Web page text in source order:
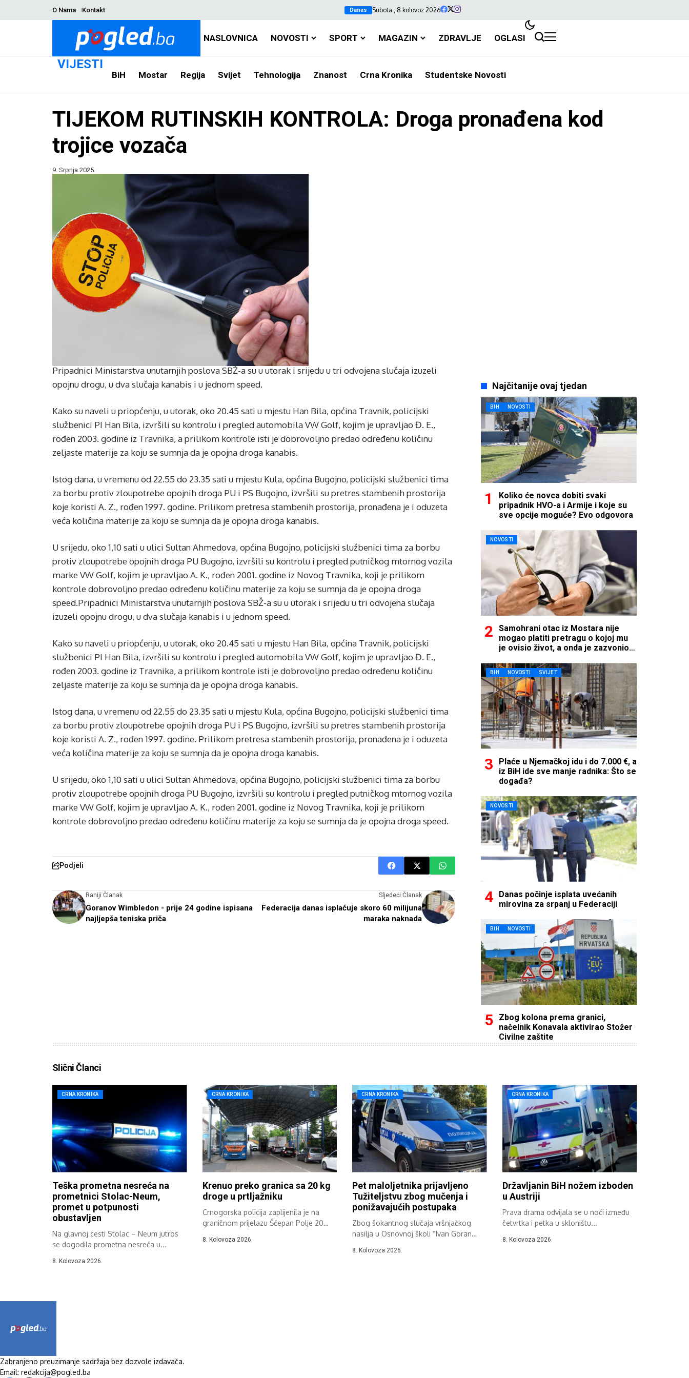
O Nama Kontakt Danas Subota , 8 kolovoz 2026
NASLOVNICA NOVOSTI SPORT MAGAZIN ZDRAVLJE OGLASI
VIJESTI
BiH Mostar Regija Svijet Tehnologija Znanost Crna Kronika Studentske Novosti
TIJEKOM RUTINSKIH KONTROLA: Droga pronađena kod
trojice vozača
9. Srpnja 2025.
Pripadnici Ministarstva unutarnjih poslova SBŽ-a su u utorak i srijedu u tri odvojena slučaja izuzeli
opojnu drogu, u dva slučaja kanabis i u jednom speed.
Kako su naveli u priopćenju, u utorak, oko 20.45 sati u mjestu Han Bila, općina Travnik, policijski
službenici PI Han Bila, izvršili su kontrolu i pregled automobila VW Golf, kojim je upravljao Đ. E.,
rođen 2003. godine iz Travnika, a prilikom kontrole isti je dobrovoljno predao određenu količinu
zeljaste materije za koju se sumnja da je opojna droga kanabis.
Istog dana, u vremenu od 22.55 do 23.35 sati u mjestu Kula, općina Bugojno, policijski službenici tima
za borbu protiv zloupotrebe opojnih droga PU i PS Bugojno, izvršili su pretres stambenih prostorija
koje koristi A. Z., rođen 1997. godine. Prilikom pretresa stambenih prostorija, pronađena je i oduzeta
veća količina materije za koju se sumnja da je opojna droga kanabis.
U srijedu, oko 1,10 sati u ulici Sultan Ahmedova, općina Bugojno, policijski službenici tima za borbu
protiv zloupotrebe opojnih droga PU Bugojno, izvršili su kontrolu i pregled putničkog mtornog vozila
marke VW Golf, kojim je upravljao A. K., rođen 2001. godine iz Novog Travnika, koji je prilikom
kontrole dobrovoljno predao određenu količinu materije za koju se sumnja da je opojna droga
speed.Pripadnici Ministarstva unutarnjih poslova SBŽ-a su u utorak i srijedu u tri odvojena slučaja
izuzeli opojnu drogu, u dva slučaja kanabis i u jednom speed.
Kako su naveli u priopćenju, u utorak, oko 20.45 sati u mjestu Han Bila, općina Travnik, policijski
službenici PI Han Bila, izvršili su kontrolu i pregled automobila VW Golf, kojim je upravljao Đ. E.,
rođen 2003. godine iz Travnika, a prilikom kontrole isti je dobrovoljno predao određenu količinu
zeljaste materije za koju se sumnja da je opojna droga kanabis.
Istog dana, u vremenu od 22.55 do 23.35 sati u mjestu Kula, općina Bugojno, policijski službenici tima
za borbu protiv zloupotrebe opojnih droga PU i PS Bugojno, izvršili su pretres stambenih prostorija
koje koristi A. Z., rođen 1997. godine. Prilikom pretresa stambenih prostorija, pronađena je i oduzeta
veća količina materije za koju se sumnja da je opojna droga kanabis.
U srijedu, oko 1,10 sati u ulici Sultan Ahmedova, općina Bugojno, policijski službenici tima za borbu
protiv zloupotrebe opojnih droga PU Bugojno, izvršili su kontrolu i pregled putničkog mtornog vozila
marke VW Golf, kojim je upravljao A. K., rođen 2001. godine iz Novog Travnika, koji je prilikom
kontrole dobrovoljno predao određenu količinu materije za koju se sumnja da je opojna droga speed.
Podjeli
Raniji Članak
Goranov Wimbledon - prije 24 godine ispisana
najljepša teniska priča
Sljedeći Članak
Federacija danas isplaćuje skoro 60 milijuna
maraka naknada
Najčitanije ovaj tjedan
BIH NOVOSTI
Koliko će novca dobiti svaki
pripadnik HVO-a i Armije i koje su
sve opcije moguće? Evo odgovora
NOVOSTI
Samohrani otac iz Mostara nije
mogao platiti pretragu o kojoj mu
je ovisio život, a onda je zazvonio
BIH NOVOSTI SVIJET
Plaće u Njemačkoj idu i do 7.000 €, a
iz BiH ide sve manje radnika: Što se
događa?
NOVOSTI
Danas počinje isplata uvećanih
mirovina za srpanj u Federaciji
BIH NOVOSTI
Zbog kolona prema granici,
načelnik Konavala aktivirao Stožer
Civilne zaštite
Slični Članci
CRNA KRONIKA
Teška prometna nesreća na
prometnici Stolac-Neum,
promet u potpunosti
obustavljen
Na glavnoj cesti Stolac – Neum jutros
se dogodila prometna nesreća u...
8. Kolovoza 2026.
CRNA KRONIKA
Krenuo preko granica sa 20 kg
droge u prtljažniku
Crnogorska policija zaplijenila je na
graničnom prijelazu Šćepan Polje 20
8. Kolovoza 2026.
CRNA KRONIKA
Pet maloljetnika prijavljeno
Tužiteljstvu zbog mučenja i
ponižavajućih postupaka
Zbog šokantnog slučaja vršnjačkog
nasilja u Osnovnoj školi “Ivan Goran
8. Kolovoza 2026.
CRNA KRONIKA
Državljanin BiH nožem izboden
u Austriji
Prava drama odvijala se u noći između
četvrtka i petka u skloništu...
8. Kolovoza 2026.
Zabranjeno preuzimanje sadržaja bez dozvole izdavača.
Email: redakcija@pogled.ba